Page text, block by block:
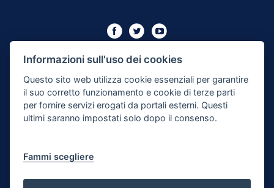
XIII
Dichiarazione di Accessibilità
Note Legali
Informazioni sull'uso dei cookies
Questo sito web utilizza cookie essenziali per garantire
il suo corretto funzionamento e cookie di terze parti
per fornire servizi erogati da portali esterni. Questi
ultimi saranno impostati solo dopo il consenso.
Fammi scegliere